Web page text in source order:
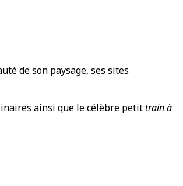
de son paysage, ses sites
ainsi que le célèbre petittrain à